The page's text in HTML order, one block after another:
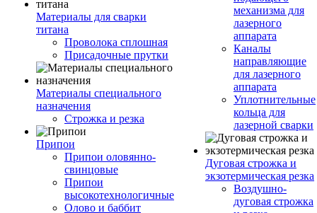
Материалы для сварки
титана
Проволока сплошная
Присадочные прутки
Материалы специального
назначения
Строжка и резка
Припои
Припои оловянно-
свинцовые
Припои
высокотехнологичные
Олово и баббит
механизма для
лазерного
аппарата
Каналы
направляющие
для лазерного
аппарата
Уплотнительные
кольца для
лазерной сварки
Дуговая строжка и
экзотермическая резка
Воздушно-
дуговая строжка